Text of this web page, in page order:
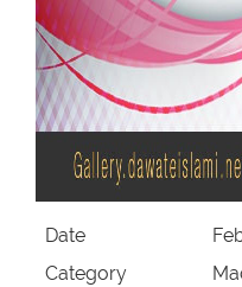
Date
Category